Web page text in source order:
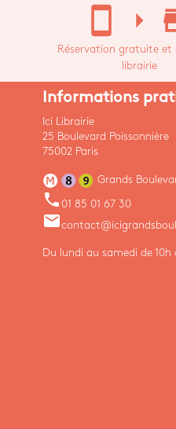
stay_current_portrait arrow_right
Réservation gratuite et
librairie
Informations
Ici Librairie
25 Boulevard Poissonnière
75002 Paris
Grands
phone 01 85 01 67 30
email
Du lundi au samedi de 10h